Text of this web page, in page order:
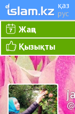
қаз
рус
Жаңа
Қызықты